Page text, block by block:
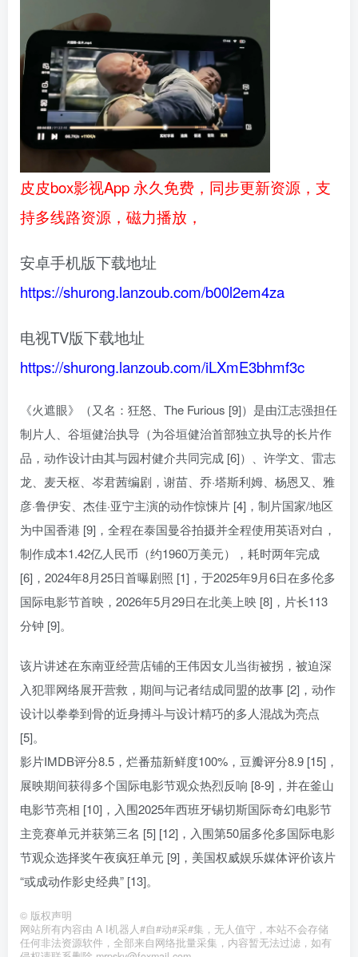
皮皮box影视App 永久免费，同步更新资源，支
持多线路资源，磁力播放，
安卓手机版下载地址
https://shurong.lanzoub.com/b00l2em4za
电视TV版下载地址
https://shurong.lanzoub.com/iLXmE3bhmf3c
《火遮眼》（又名：狂怒、The Furious [9]）是由江志强担任
制片人、谷垣健治执导（为谷垣健治首部独立执导的长片作
品，动作设计由其与园村健介共同完成 [6]）、许学文、雷志
龙、麦天枢、岑君茜编剧，谢苗、乔·塔斯利姆、杨恩又、雅
彦·鲁伊安、杰佳·亚宁主演的动作惊悚片 [4]，制片国家/地区
为中国香港 [9]，全程在泰国曼谷拍摄并全程使用英语对白，
制作成本1.42亿人民币（约1960万美元），耗时两年完成
[6]，2024年8月25日首曝剧照 [1]，于2025年9月6日在多伦多
国际电影节首映，2026年5月29日在北美上映 [8]，片长113
分钟 [9]。
该片讲述在东南亚经营店铺的王伟因女儿当街被拐，被迫深
入犯罪网络展开营救，期间与记者结成同盟的故事 [2]，动作
设计以拳拳到骨的近身搏斗与设计精巧的多人混战为亮点
[5]。
影片IMDB评分8.5，烂番茄新鲜度100%，豆瓣评分8.9 [15]，
展映期间获得多个国际电影节观众热烈反响 [8-9]，并在釜山
电影节亮相 [10]，入围2025年西班牙锡切斯国际奇幻电影节
主竞赛单元并获第三名 [5] [12]，入围第50届多伦多国际电影
节观众选择奖午夜疯狂单元 [9]，美国权威娱乐媒体评价该片
“或成动作影史经典” [13]。
© 版权声明
网站所有内容由 A I机器人#自#动#采#集，无人值守，本站不会存储
任何非法资源软件，全部来自网络批量采集，内容暂无法过滤，如有